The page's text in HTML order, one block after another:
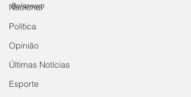
Nacional
Política
Opinião
Últimas Notícias
Esporte
Bolsonaro